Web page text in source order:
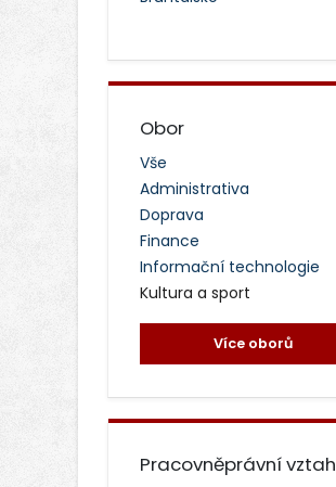
Obor
Vše
Administrativa
Doprava
Finance
Informační technologie
Kultura a sport
Více oborů
Pracovněprávní vztah